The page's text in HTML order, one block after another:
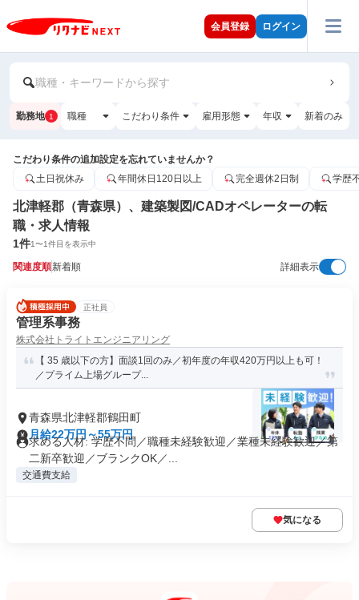
会員登録 ログイン
職種・キーワードから探す
勤務地 1 職種 こだわり条件 雇用形態 年収 新着のみ
こだわり条件の追加設定を忘れていませんか？
土日祝休み
年間休日120日以上 完全週休2日制 学歴
北津軽郡（青森県）、建築製図/CADオペレーターの転
職・求人情報
1件1〜1件目を表示中
関連度順新着順 詳細表示
正社員
管理系事務
株式会社トライトエンジニアリング
【 35 歳以下の方】面談1回のみ／初年度の年収420万円以上も可！
／プライム上場グループ...
青森県北津軽郡鶴田町
月給22万円～55万円
求める人材: 学歴不問／職種未経験歓迎／業種未経験歓迎／第
二新卒歓迎／ブランクOK／...
交通費支給
気になる